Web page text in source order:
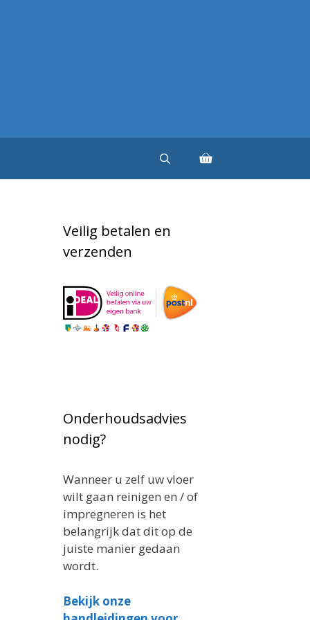
Veilig betalen en
verzenden
Onderhoudsadvies
nodig?
Wanneer u zelf uw vloer
wilt gaan reinigen en / of
impregneren is het
belangrijk dat dit op de
juiste manier gedaan
wordt.
Bekijk onze